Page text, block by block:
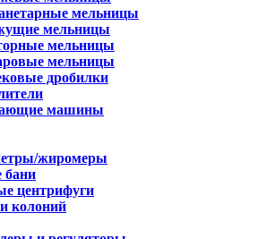
мельницы
мельницы
мельницы
мельницы
дробилки
машины
жиромеры
бани
центрифуги
колоний